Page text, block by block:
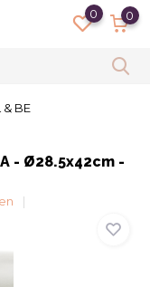
0 0
BE
- Ø28.5x42cm -